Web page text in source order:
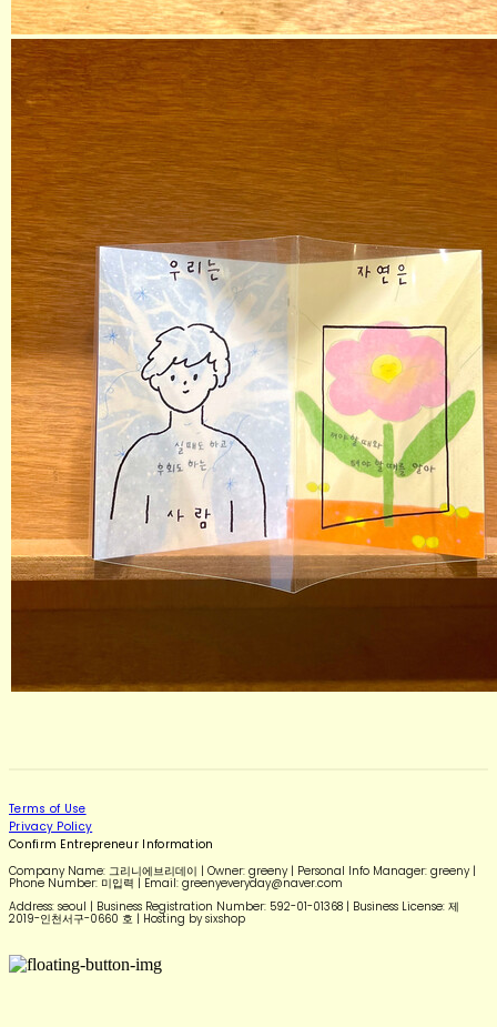
Terms of Use
Privacy Policy
Confirm Entrepreneur Information
Company Name: 그리니에브리데이 | Owner: greeny | Personal Info Manager: greeny |
Phone Number: 미입력 | Email: greenyeveryday@naver.com
Address: seoul | Business Registration Number: 592-01-01368 | Business License: 제
2019-인천서구-0660 호 | Hosting by sixshop